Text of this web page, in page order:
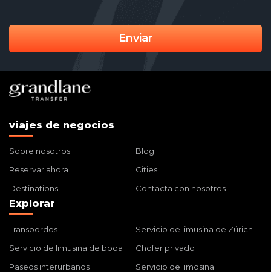
Enviar
viajes de negocios
Sobre nosotros
Blog
Reservar ahora
Cities
Destinations
Contacta con nosotros
Explorar
Transbordos
Servicio de limusina de Zúrich
Servicio de limusina de boda
Chofer privado
Paseos interurbanos
Servicio de limosina